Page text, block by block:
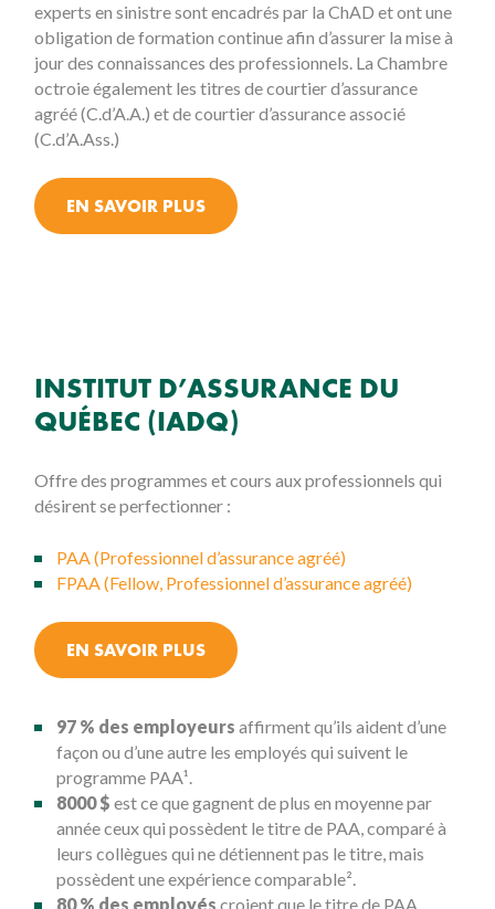
experts en sinistre sont encadrés par la ChAD et ont une
obligation de formation continue afin d’assurer la mise à
jour des connaissances des professionnels. La Chambre
octroie également les titres de courtier d’assurance
agréé (C.d’A.A.) et de courtier d’assurance associé
(C.d’A.Ass.)
EN SAVOIR PLUS
INSTITUT D’ASSURANCE DU
QUÉBEC (IADQ)
Offre des programmes et cours aux professionnels qui
désirent se perfectionner :
PAA (Professionnel d’assurance agréé)
FPAA (Fellow, Professionnel d’assurance agréé)
EN SAVOIR PLUS
97 % des employeurs affirment qu’ils aident d’une
façon ou d’une autre les employés qui suivent le
programme PAA¹.
8000 $ est ce que gagnent de plus en moyenne par
année ceux qui possèdent le titre de PAA, comparé à
leurs collègues qui ne détiennent pas le titre, mais
possèdent une expérience comparable².
80 % des employés croient que le titre de PAA